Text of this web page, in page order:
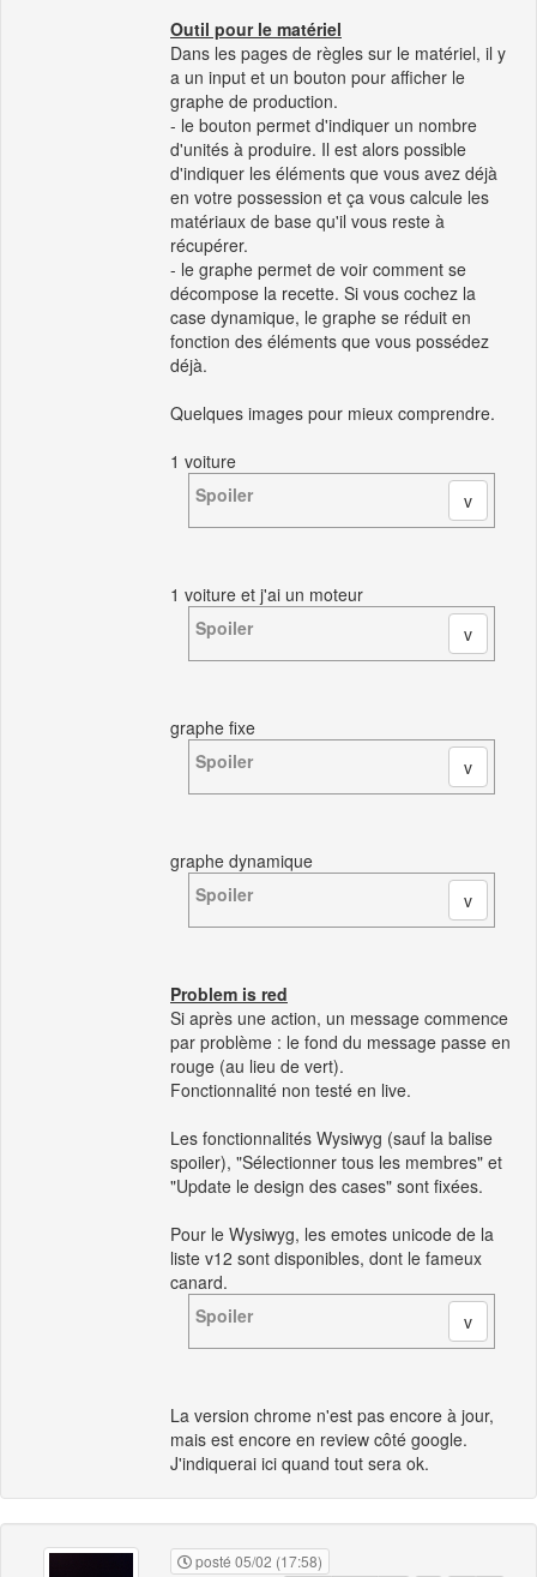
Outil pour le matériel
Dans les pages de règles sur le matériel, il y
a un input et un bouton pour afficher le
graphe de production.
- le bouton permet d'indiquer un nombre
d'unités à produire. Il est alors possible
d'indiquer les éléments que vous avez déjà
en votre possession et ça vous calcule les
matériaux de base qu'il vous reste à
récupérer.
- le graphe permet de voir comment se
décompose la recette. Si vous cochez la
case dynamique, le graphe se réduit en
fonction des éléments que vous possédez
déjà.
Quelques images pour mieux comprendre.
1 voiture
Spoiler
1 voiture et j'ai un moteur
Spoiler
graphe fixe
Spoiler
graphe dynamique
Spoiler
Problem is red
Si après une action, un message commence
par problème : le fond du message passe en
rouge (au lieu de vert).
Fonctionnalité non testé en live.
Les fonctionnalités Wysiwyg (sauf la balise
spoiler), "Sélectionner tous les membres" et
"Update le design des cases" sont fixées.
Pour le Wysiwyg, les emotes unicode de la
liste v12 sont disponibles, dont le fameux
canard.
Spoiler
La version chrome n'est pas encore à jour,
mais est encore en review côté google.
J'indiquerai ici quand tout sera ok.
posté 05/02 (17:58)